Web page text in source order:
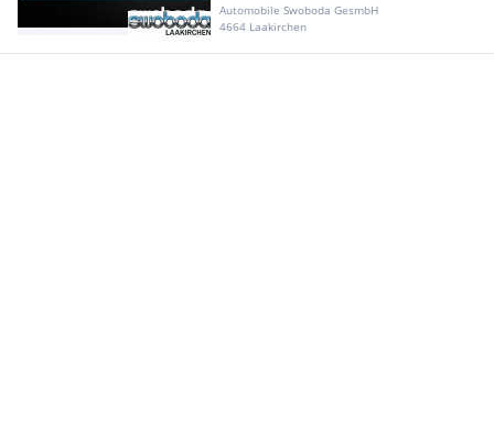
Automobile Swoboda GesmbH
4664 Laakirchen